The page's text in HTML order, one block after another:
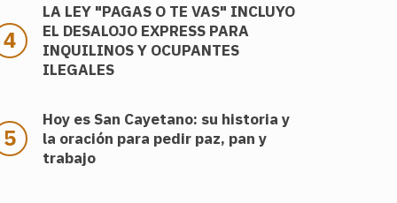
LA LEY "PAGAS O TE VAS" INCLUYO
EL DESALOJO EXPRESS PARA
INQUILINOS Y OCUPANTES
ILEGALES
Hoy es San Cayetano: su historia y
la oración para pedir paz, pan y
trabajo